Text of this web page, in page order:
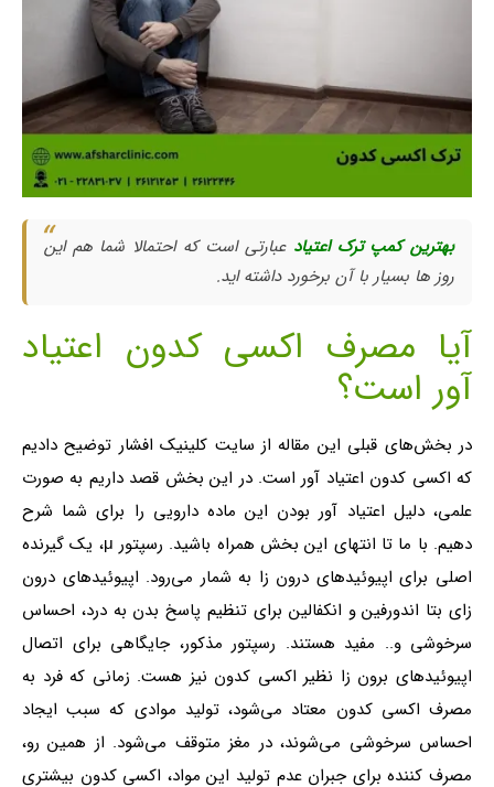
بهترین کمپ ترک اعتیاد عبارتی است که احتمالا شما هم این
روز ها بسیار با آن برخورد داشته اید.
آیا مصرف اکسی کدون اعتیاد
آور است؟
در بخش‌های قبلی این مقاله از سایت کلینیک افشار توضیح دادیم
که اکسی کدون اعتیاد آور است. در این بخش قصد داریم به صورت
علمی، دلیل اعتیاد آور بودن این ماده دارویی را برای شما شرح
دهیم. با ما تا انتهای این بخش همراه باشید. رسپتور μ، یک گیرنده
اصلی برای اپیوئیدهای درون زا به شمار می‌رود. اپیوئیدهای درون
زای بتا اندورفین و انکفالین برای تنظیم پاسخ بدن به درد، احساس
سرخوشی و.. مفید هستند. رسپتور مذکور، جایگاهی برای اتصال
اپیوئیدهای برون زا نظیر اکسی کدون نیز هست. زمانی که فرد به
مصرف اکسی کدون معتاد می‌شود، تولید موادی که سبب ایجاد
احساس سرخوشی می‌شوند، در مغز متوقف می‌شود. از همین رو،
مصرف‌ کننده برای جبران عدم تولید این مواد، اکسی کدون بیشتری